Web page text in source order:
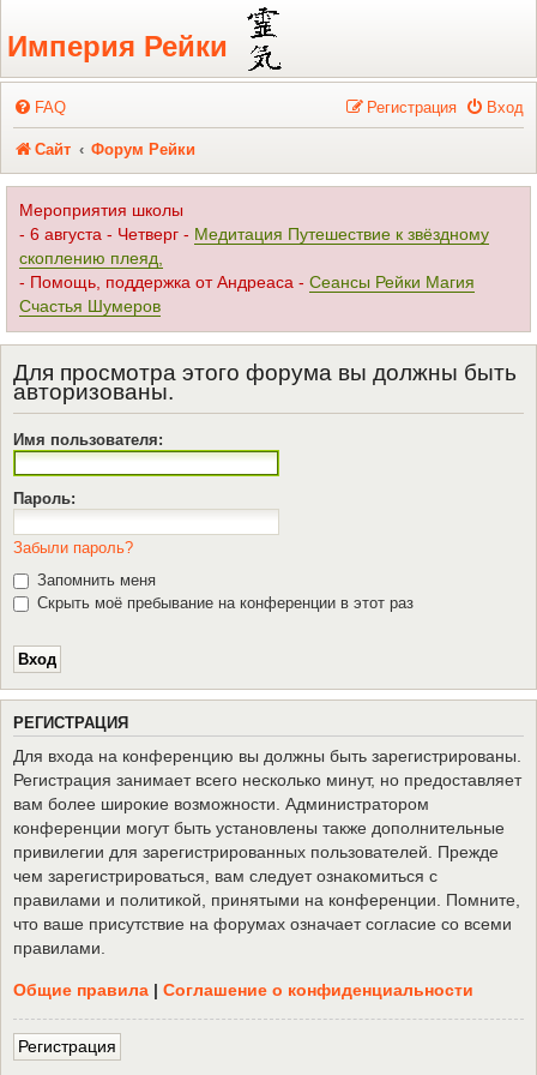
Регистрация
Империя Рейки
FAQ Вход
Регистрация
Сайт Форум Рейки
Мероприятия школы
- 6 августа - Четверг - Медитация Путешествие к звёздному
скоплению плеяд,
- Помощь, поддержка от Андреаса - Сеансы Рейки Магия
Счастья Шумеров
Для просмотра этого форума вы должны быть
авторизованы.
Имя пользователя:
Пароль:
Забыли пароль?
Запомнить меня
Скрыть моё пребывание на конференции в этот раз
РЕГИСТРАЦИЯ
Для входа на конференцию вы должны быть зарегистрированы.
Регистрация занимает всего несколько минут, но предоставляет
вам более широкие возможности. Администратором
конференции могут быть установлены также дополнительные
привилегии для зарегистрированных пользователей. Прежде
чем зарегистрироваться, вам следует ознакомиться с
правилами и политикой, принятыми на конференции. Помните,
что ваше присутствие на форумах означает согласие со всеми
правилами.
Общие правила | Соглашение о конфиденциальности
Регистрация